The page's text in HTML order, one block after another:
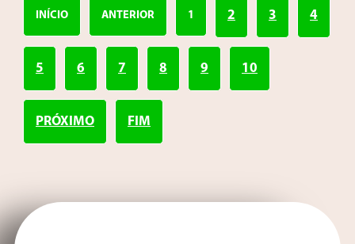
INÍCIO ANTERIOR 1 2 3 4
5 6 7 8 9 10
PRÓXIMO FIM